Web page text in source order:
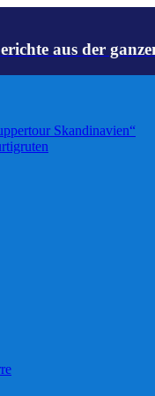
aus der
Skandinavien“